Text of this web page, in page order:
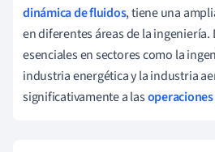
dinámica de fluidos, tiene una
en diferentes áreas de la
esenciales en sectores como la
industria energética y la industria
significativamente a lasoperaciones